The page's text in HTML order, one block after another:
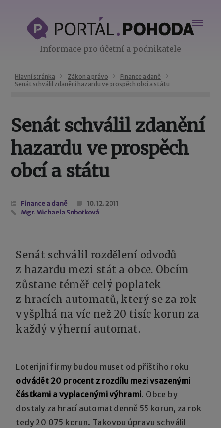
Informace pro účetní a podnikatele
Hlavní stránka Zákon a právo
Finance a daně
Senát schválil zdanění hazardu ve prospěch obcí a státu
Senát schválil zdanění
hazardu ve prospěch
obcí a státu
Finance a daně
10. 12. 2011
Mgr. Michaela Sobotková
Senát schválil rozdělení odvodů
z hazardu mezi stát a obce. Obcím
zůstane téměř celý poplatek
z hracích automatů, který se za rok
vyšplhá na víc než 20 tisíc korun za
každý výherní automat.
Loterijní firmy budou muset od příštího roku
odvádět 20 procent z rozdílu mezi vsazenými
částkami a vyplacenými výhrami. Obce by
dostaly za hrací automat denně 55 korun, za rok
tedy 20 075 korun. Takovou úpravu schválil